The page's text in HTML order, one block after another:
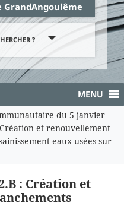
?
MENU
du 5 janvier
et renouvellement
eaux usées sur
: Création et